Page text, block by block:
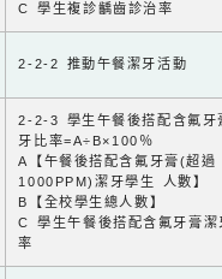
C 學生複診齲齒診治率
2-2-2 推動午餐潔牙活動
2-2-3 學生午餐後搭配含氟牙
牙比率=A÷B×100％
A【午餐後搭配含氟牙膏(超過
1000PPM)潔牙學生 人數】
B【全校學生總人數】
C 學生午餐後搭配含氟牙膏潔
率